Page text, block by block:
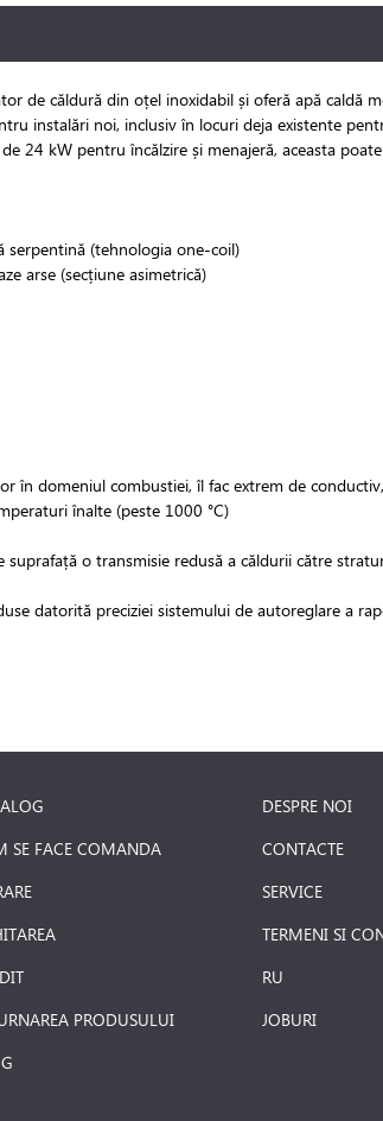
de căldură din oțel inoxidabil și oferă apă caldă
instalări noi, inclusiv în locuri deja existente
24 kW pentru încălzire și menajeră, aceasta
serpentină (tehnologia one-coil)
arse (secțiune asimetrică)
în domeniul combustiei, îl fac extrem de
înalte (peste 1000 °C)
o transmisie redusă a căldurii către
datorită preciziei sistemului de autoreglare a
SE FACE COMANDA
PRODUSULUI
DESPRE NOI
CONTACTE
SERVICE
TERMENI SI
RU
JOBURI